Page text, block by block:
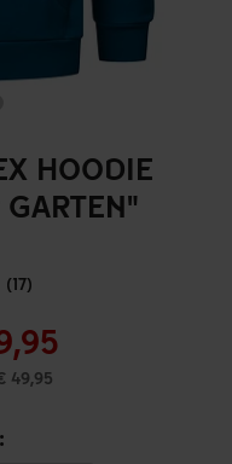
HOODIE
(17)
49,95